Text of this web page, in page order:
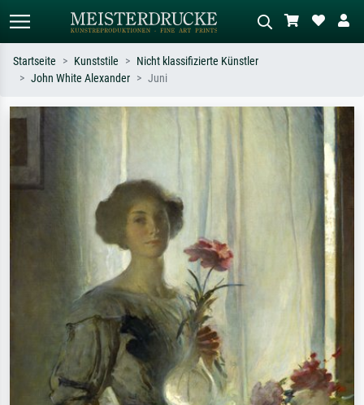
Suchen Sie nach Künstlern, Werktiteln
oder Stilen – z.B. Monet,
Beschreiben Sie die Szene – z.B. Grüne
Wiese, Abstrakt mit viel Rot, Dunkles
Ölgemälde, Stehender Akt neben einem
Startseite Kunststile
Nicht klassifizierte Künstler
John White Alexander
Juni